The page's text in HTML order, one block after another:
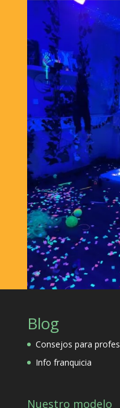
Blog
Consejos para profes
Info franquicia
Nuestro modelo